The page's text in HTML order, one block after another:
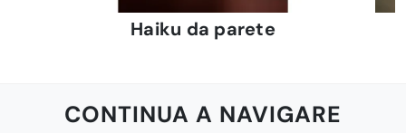
Haiku da parete
CONTINUA A NAVIGARE